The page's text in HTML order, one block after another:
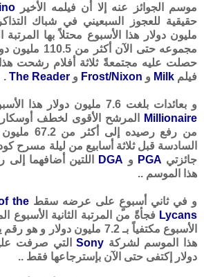
موسم الجوائز عنه إلا أن فيلمه الأخير
مليون دولار هذا الأسبوع محتلاً بها
مجموعه حتى
حصلت عليه مجتمعةً ثلاثة أفلام رشحت
فيلم Milk و Frost/Nixon و The Reader
.
و بعائدات بلغت 7.6 مليون دولار هذا الأسبوع , تمكن
Millionaire
المرشح الأقوى لخطف
من رفع
السادسة قبل ثلاثة أسابيع من ليلة مسرح
جائزتي PGA و DGA
اللتين أضافهما إلى
هذا الموسم ..
و في ثاني أسبوعٍ على عرضه سقط the
Lycans فجأةً من المرتبة الثانية الأسبوع
الأسبوع مكتفياً بـ 7.2 مليون
هذا الموسم لشركة Sony
دولار إكتفى حتى الآن بإسترجاعها فقط ..